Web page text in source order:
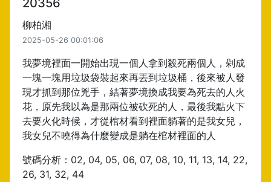
20356
柳柏湘
2025-05-26 00:01:06
我夢境裡面一開始出現一個人拿到殺死兩個人，剁成
一塊一塊用垃圾袋裝起來再丟到垃圾桶，後來被人發
現才抓到那位兇手，結著夢境換成我要為死去的人火
花，原先我以為是那兩位被砍死的人，最後我點火下
去要火化時候，才從棺材看到裡面躺著的是我女兒，
我女兒不曉得為什麼變成是躺在棺材裡面的人
號碼分析：02, 04, 05, 06, 07, 08, 10, 11, 13, 14, 22,
26, 31, 32, 44